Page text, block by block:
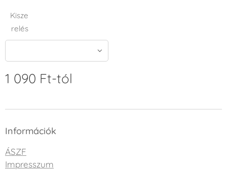
Kisze
relés
1 090 Ft-tól
Információk
ÁSZF
Impresszum